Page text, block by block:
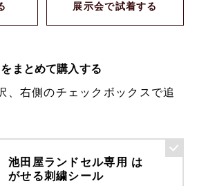
展示会で試着する
まとめて購入する
、右側のチェックボックスで追
池田屋ランドセル専用 は
がせる刺繍シール